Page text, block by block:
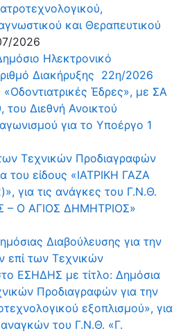
και Θεραπευτικού
2026
Ηλεκτρονικό
Διακήρυξης 22η/2026
Έδρες», με ΣΑ
Διεθνή Ανοικτού
για το Υποέργο 1
Τεχνικών Προδιαγραφών
του είδους «ΙΑΤΡΙΚΗ ΓΑΖΑ
για τις ανάγκες του Γ.Ν.Θ.
– Ο ΑΓΙΟΣ ΔΗΜΗΤΡΙΟΣ»
∆ιαβούλευσης για την
επί των Τεχνικών
ΕΣΗΔΗΣ με τίτλο: Δημόσια
Προδιαγραφών για την
εξοπλισμού», για
του Γ.Ν.Θ. «Γ.